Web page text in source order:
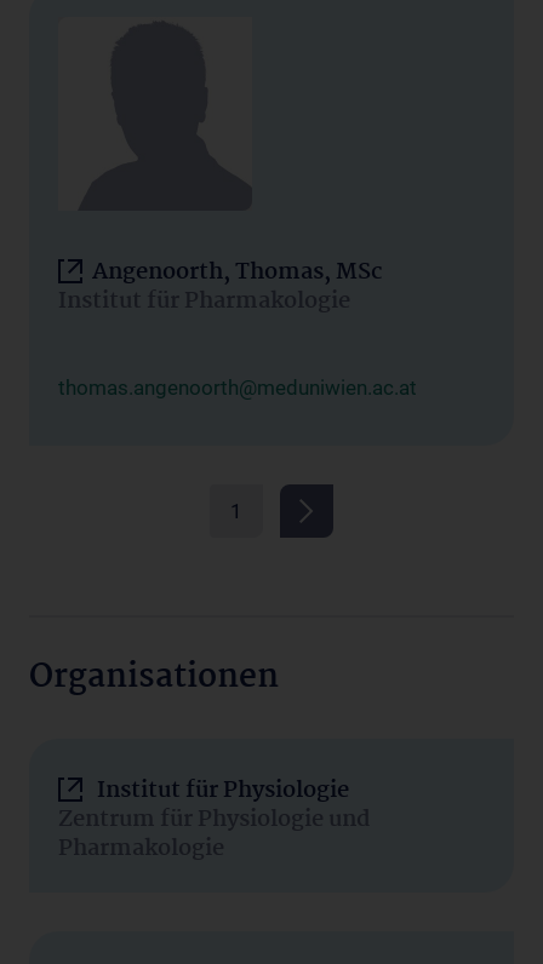
Angenoorth, Thomas, MSc
Institut für Pharmakologie
thomas.angenoorth@meduniwien.ac.at
1
Organisationen
Institut für Physiologie
Zentrum für Physiologie und
Pharmakologie